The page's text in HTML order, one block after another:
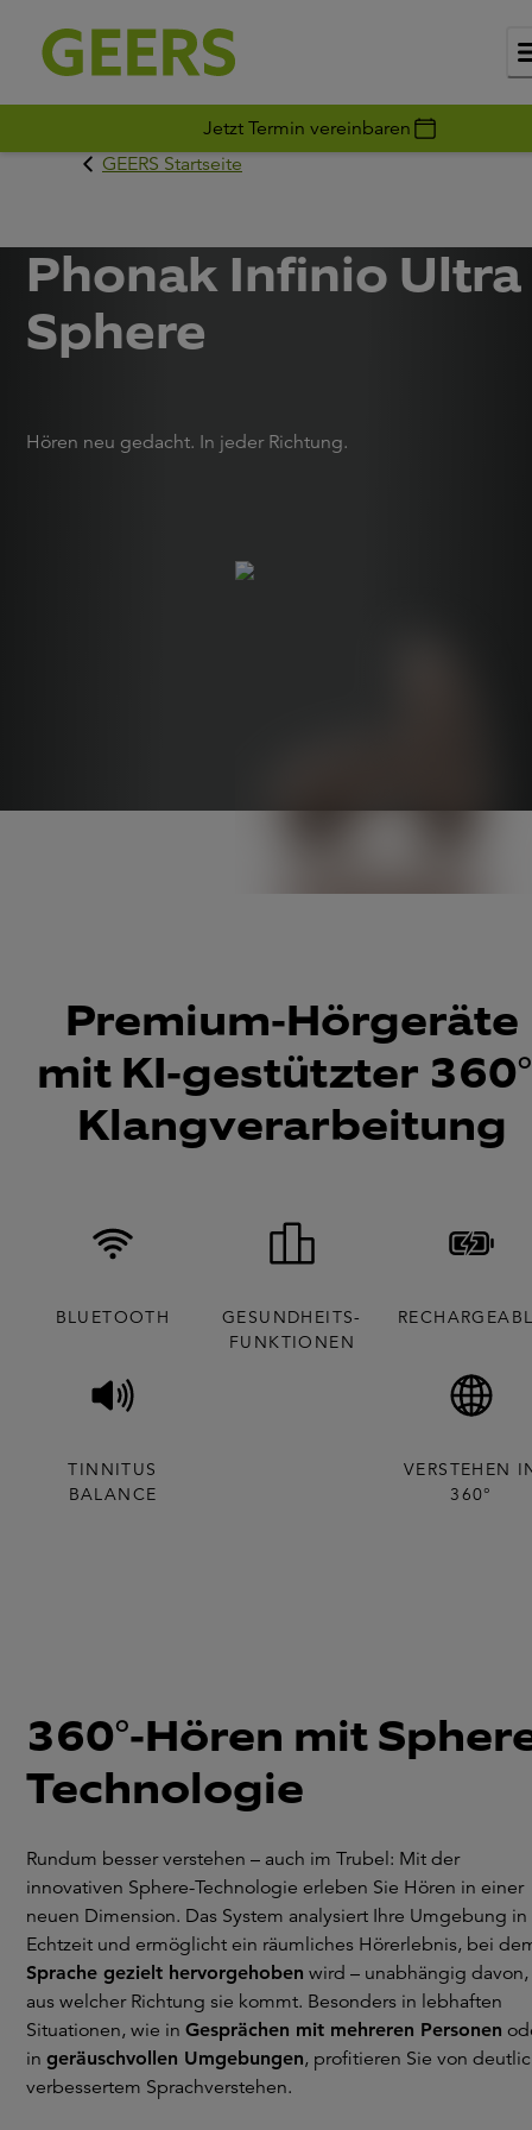
Jetzt Termin vereinbaren
GEERS Startseite
Phonak Infinio Ultra
Sphere
Hören neu gedacht. In jeder Richtung.
Premium-Hörgeräte
mit KI-gestützter
Klangverarbeitung
BLUETOOTH
GESUNDHEITS-
FUNKTIONEN
TINNITUS
BALANCE
VERSTEHEN
360°
360°-Hören mit
Technologie
Rundum besser verstehen – auch im Trubel: Mit der
innovativen Sphere-Technologie erleben Sie Hören in einer
neuen Dimension. Das System analysiert Ihre Umgebung in
Echtzeit und ermöglicht ein räumliches Hörerlebnis, bei
Sprache gezielt hervorgehoben wird – unabhängig davon,
aus welcher Richtung sie kommt. Besonders in lebhaften
Situationen, wie in Gesprächen mit mehreren Personen
in geräuschvollen Umgebungen, profitieren Sie von
verbessertem Sprachverstehen.